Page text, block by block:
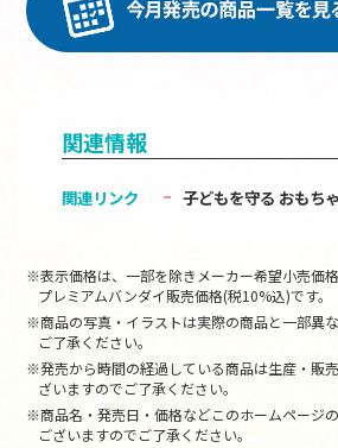
関連情報
関連リンク 子どもを守る おもち
※表示価格は、一部を除きメーカー希望小売価
プレミアムバンダイ販売価格(税10%込)です。
※商品の写真・イラストは実際の商品と一部異
ご了承ください。
※発売から時間の経過している商品は生産・販
ざいますのでご了承ください。
※商品名・発売日・価格などこのホームページ
ございますのでご了承ください。